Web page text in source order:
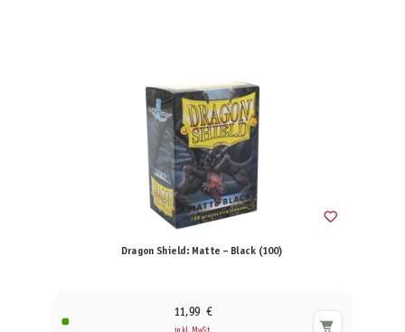
Dragon Shield: Matte – Black (100)
11,99 €